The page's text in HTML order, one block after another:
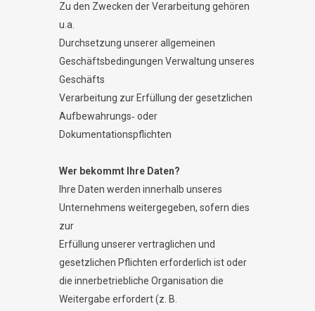
Zu den Zwecken der Verarbeitung gehören
u.a.
Durchsetzung unserer allgemeinen
Geschäftsbedingungen Verwaltung unseres
Geschäfts
Verarbeitung zur Erfüllung der gesetzlichen
Aufbewahrungs‐ oder
Dokumentationspflichten
Wer bekommt Ihre Daten?
Ihre Daten werden innerhalb unseres
Unternehmens weitergegeben, sofern dies
zur
Erfüllung unserer vertraglichen und
gesetzlichen Pflichten erforderlich ist oder
die innerbetriebliche Organisation die
Weitergabe erfordert (z. B.